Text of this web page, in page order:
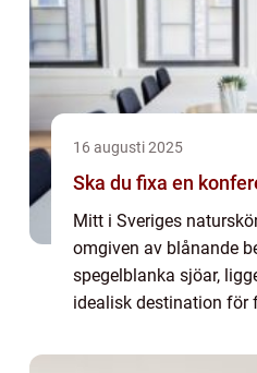
16 augusti 2025
Ska du fixa en
Mitt i Sveriges
omgiven av blånande
spegelblanka sjöar,
idealisk destination för
rikedom av kultur och